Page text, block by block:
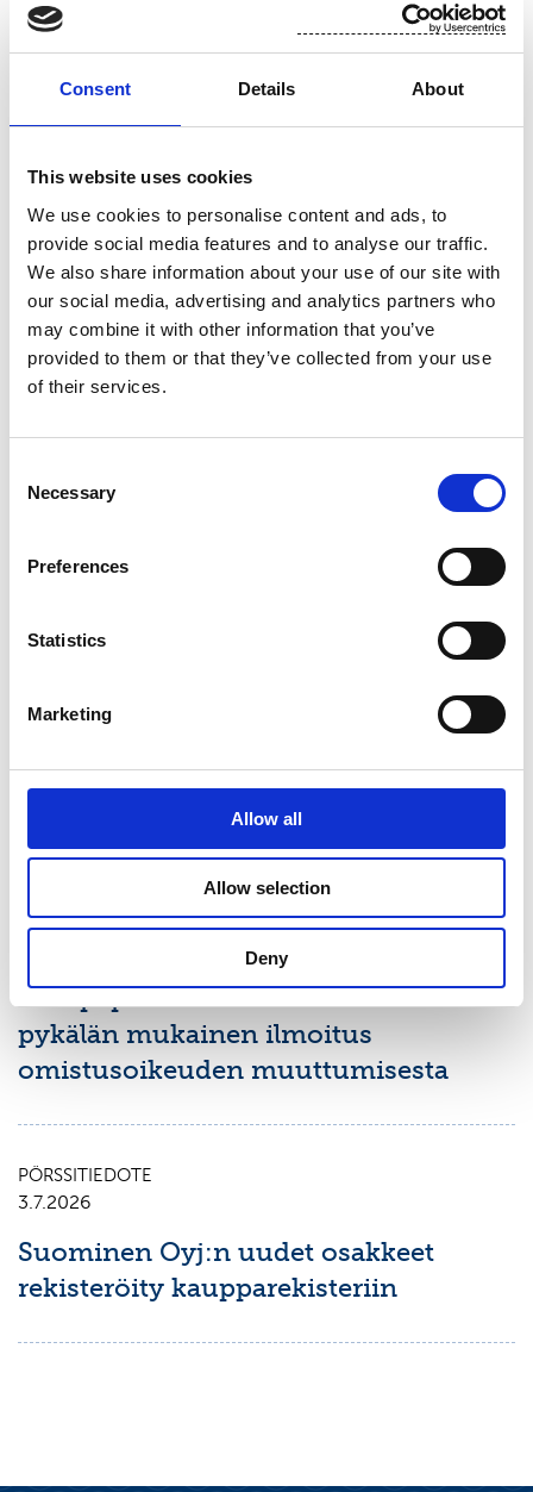
Consent Details About
This website uses cookies
We use cookies to personalise content and ads, to
provide social media features and to analyse our traffic.
We also share information about your use of our site with
our social media, advertising and analytics partners who
may combine it with other information that you’ve
provided to them or that they’ve collected from your use
of their services.
Selection
Necessary
Preferences
Statistics
Marketing
Allow all
Allow selection
Deny
FI0009010862
Volyymi: 2246
Yksikköhinta: 0.00000 Euro
Liiketoimien yhdistetyt tiedot
Volyymi:
1.1.-30.6.2026
9.7.2026
Arvopaperimarkkinalain 9 luvun 10
pykälän mukainen ilmoitus
omistusoikeuden muuttumisesta
PÖRSSITIEDOTE
3.7.2026
Suominen Oyj:n uudet osakkeet
rekisteröity kaupparekisteriin